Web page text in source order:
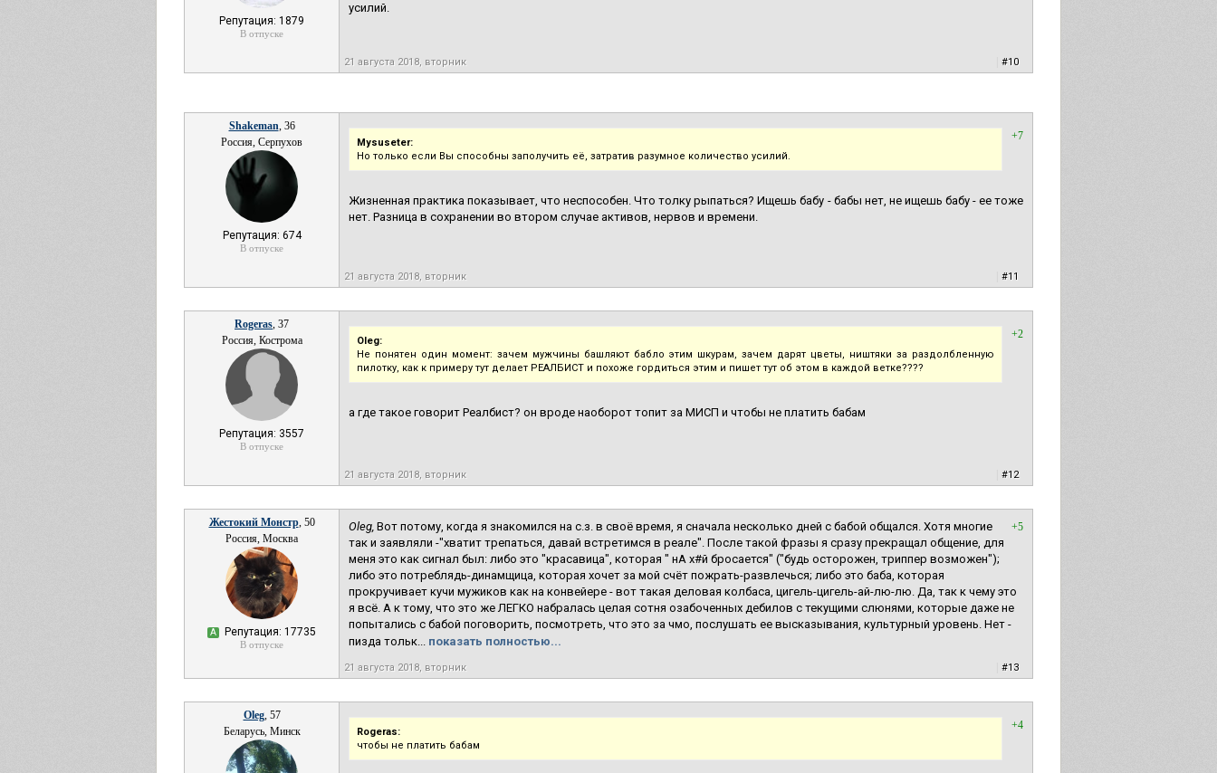
Репутация: 1879
В отпуске
усилий.
21 августа 2018, вторник #10
Shakeman, 36
Россия, Серпухов
Репутация: 674
В отпуске
+7
Mysuseter:
Но только если Вы способны заполучить её, затратив разумное количество усилий.
Жизненная практика показывает, что неспособен. Что толку рыпаться? Ищешь бабу - бабы нет, не ищешь бабу - ее тоже
нет. Разница в сохранении во втором случае активов, нервов и времени.
21 августа 2018, вторник #11
Rogeras, 37
Россия, Кострома
Репутация: 3557
В отпуске
+2
Oleg:
Не понятен один момент: зачем мужчины башляют бабло этим шкурам, зачем дарят цветы, ништяки за раздолбленную
пилотку, как к примеру тут делает РЕАЛБИСТ и похоже гордиться этим и пишет тут об этом в каждой ветке????
а где такое говорит Реалбист? он вроде наоборот топит за МИСП и чтобы не платить бабам
21 августа 2018, вторник #12
Жестокий Монстр, 50
Россия, Москва
А Репутация: 17735
В отпуске
+5
Oleg, Вот потому, когда я знакомился на с.з. в своё время, я сначала несколько дней с бабой общался. Хотя многие
так и заявляли -"хватит трепаться, давай встретимся в реале". После такой фразы я сразу прекращал общение, для
меня это как сигнал был: либо это "красавица", которая " нА х#й бросается" ("будь осторожен, триппер возможен");
либо это потреблядь-динамщица, которая хочет за мой счёт пожрать-развлечься; либо это баба, которая
прокручивает кучи мужиков как на конвейере - вот такая деловая колбаса, цигель-цигель-ай-лю-лю. Да, так к чему это
я всё. А к тому, что это же ЛЕГКО набралась целая сотня озабоченных дебилов с текущими слюнями, которые даже не
попытались с бабой поговорить, посмотреть, что это за чмо, послушать ее высказывания, культурный уровень. Нет -
пизда тольк... показать полностью...
21 августа 2018, вторник #13
Oleg, 57
Беларусь, Минск
+4
Rogeras:
чтобы не платить бабам